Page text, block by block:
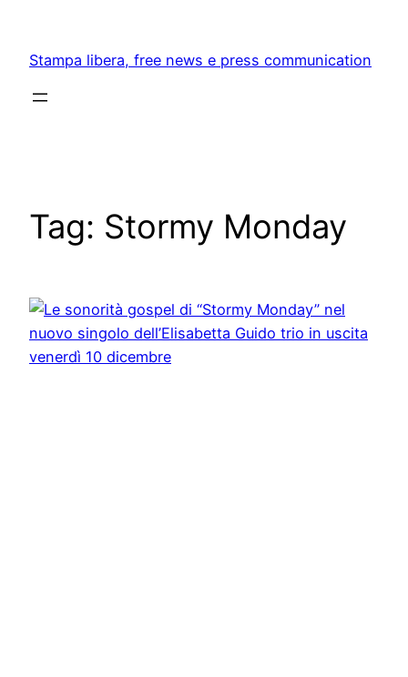
content
Stampa libera, free news e press communication
Tag: Stormy Monday